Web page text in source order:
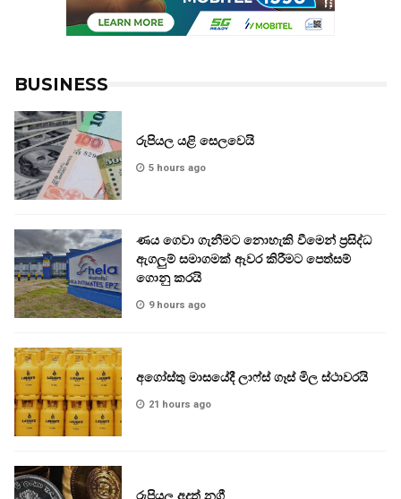
BUSINESS
රුපියල යළි සෙලවෙයි
5 hours ago
ණය ගෙවා ගැනීමට නොහැකි වීමෙන් ප්‍රසිද්ධ
ඇගලුම් සමාගමක් ඈවර කිරීමට පෙත්සම්
ගොනු කරයි
9 hours ago
අගෝස්තු මාසයේදී ලාෆ්ස් ගෑස් මිල ස්ථාවරයි
21 hours ago
රුපියල අදත් නගී